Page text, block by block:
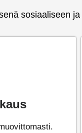
sosiaaliseen ja